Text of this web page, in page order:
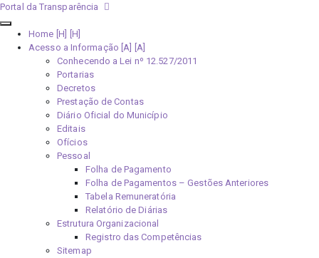
Portal da Transparência
Home [H]
Acesso a Informação [A]
Conhecendo a Lei nº 12.527/2011
Portarias
Decretos
Prestação de Contas
Diário Oficial do Município
Editais
Ofícios
Pessoal
Folha de Pagamento
Folha de Pagamentos – Gestões Anteriores
Tabela Remuneratória
Relatório de Diárias
Estrutura Organizacional
Registro das Competências
Sitemap